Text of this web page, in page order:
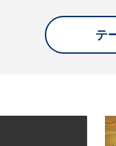
テ